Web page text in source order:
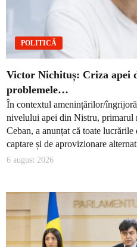
POLITICĂ
Victor Nichituș: Criza apei
problemele…
În contextul amenințărilor/
nivelului apei din Nistru,
Ceban, a anunțat că toate lucrările
captare și de aprovizionare
6 august 2026